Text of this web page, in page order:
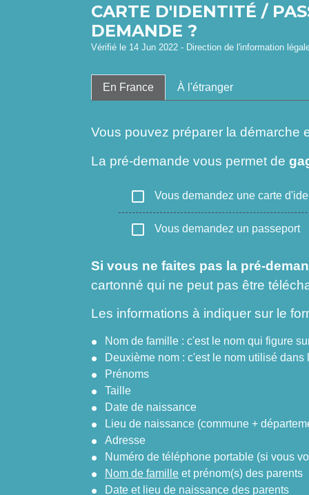
CARTE D'IDENTITÉ /
DEMANDE ?
Vérifié le 14 Jun 2022 - Direction de l'information
En France À l'étranger
Vous pouvez préparer la démarche
La pré-demande vous permet de
check_box_outline_blank Vous demandez une carte
check_box_outline_blank Vous demandez un passeport
Si vous ne faites pas la pré-
cartonné qui ne peut pas être
Les informations à indiquer sur le
Nom de famille : c'est le nom qui figure
Deuxième nom : c'est le nom utilisé
Prénoms
Taille
Date de naissance
Lieu de naissance (commune +
Adresse
Numéro de téléphone portable (si vous
Nom de famille et prénom(s) des parents
Date et lieu de naissance des parents